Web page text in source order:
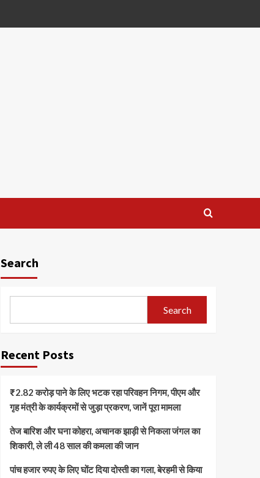
Search
Search
Recent Posts
₹2.82 करोड़ पाने के लिए भटक रहा परिवहन निगम, पीएम और
गृह मंत्री के कार्यक्रमों से जुड़ा प्रकरण, जानें पूरा मामला
तेज बारिश और घना कोहरा, अचानक झाड़ी से निकला जंगल का
शिकारी, ले ली 48 साल की कमला की जान
पांच हजार रुपए के लिए घोंट दिया दोस्ती का गला, बेरहमी से किया